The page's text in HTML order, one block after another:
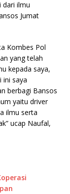
dari ilmu
Jumat
Kombes Pol
yang telah
kepada saya,
ini saya
berbagi Bansos
yaitu driver
ilmu serta
ucap Naufal,